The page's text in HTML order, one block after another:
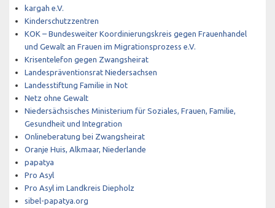
kargah e.V.
Kinderschutzzentren
KOK – Bundesweiter Koordinierungskreis gegen Frauenhandel
und Gewalt an Frauen im Migrationsprozess e.V.
Krisentelefon gegen Zwangsheirat
Landespräventionsrat Niedersachsen
Landesstiftung Familie in Not
Netz ohne Gewalt
Niedersächsisches Ministerium für Soziales, Frauen, Familie,
Gesundheit und Integration
Onlineberatung bei Zwangsheirat
Oranje Huis, Alkmaar, Niederlande
papatya
Pro Asyl
Pro Asyl im Landkreis Diepholz
sibel-papatya.org